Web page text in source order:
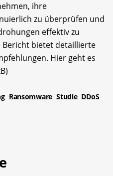
ihre
zu überprüfen und
effektiv zu
Bericht bietet detaillierte
Hier geht es
Ransomware Studie DDoS